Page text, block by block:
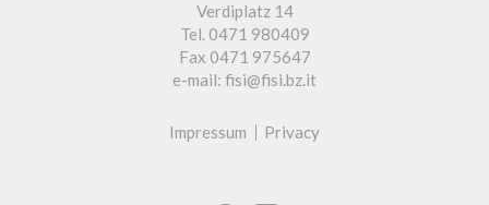
Verdiplatz 14
Tel. 0471 980409
Fax 0471 975647
e-mail: fisi@fisi.bz.it
Impressum Privacy